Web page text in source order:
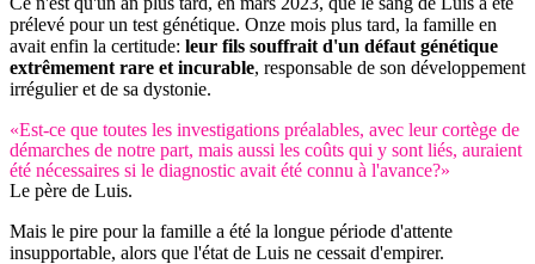
prélevé pour un test génétique. Onze mois plus tard, la famille en
avait enfin la certitude: leur fils souffrait d'un défaut génétique
extrêmement rare et incurable, responsable de son développement
irrégulier et de sa dystonie.
«Est-ce que toutes les investigations préalables, avec leur cortège de
démarches de notre part, mais aussi les coûts qui y sont liés, auraient
été nécessaires si le diagnostic avait été connu à l'avance?»
Le père de Luis.
Mais le pire pour la famille a été la longue période d'attente
insupportable, alors que l'état de Luis ne cessait d'empirer.